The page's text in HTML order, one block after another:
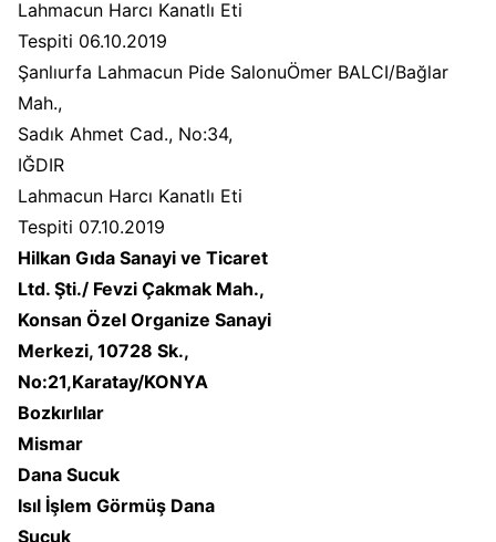
Lahmacun Harcı Kanatlı Eti
Tespiti 06.10.2019
Şanlıurfa Lahmacun Pide SalonuÖmer BALCI/Bağlar
Mah.,
Sadık Ahmet Cad., No:34,
IĞDIR
Lahmacun Harcı Kanatlı Eti
Tespiti 07.10.2019
Hilkan Gıda Sanayi ve Ticaret
Ltd. Şti./ Fevzi Çakmak Mah.,
Konsan Özel Organize Sanayi
Merkezi, 10728 Sk.,
No:21,Karatay/KONYA
Bozkırlılar
Mismar
Dana Sucuk
Isıl İşlem Görmüş Dana
Sucuk